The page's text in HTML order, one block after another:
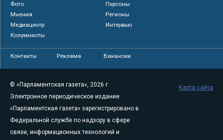
Фото
Персоны
Мнения
Регионы
Медиацентр
Интервью
Колумнисты
Контакты Реклама Вакансии
© «Парламентская газета», 2026 г.
Электронное периодическое издание
«Парламентская газета» зарегистрировано в
Федеральной службе по надзору в сфере
связи, информационных технологий и
Карта сайта